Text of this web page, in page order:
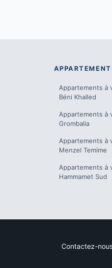
Appartements à
Béni Khalled
Appartements à
Grombalia
Appartements à
Menzel Temime
Appartements à
Hammamet Sud
Contactez-